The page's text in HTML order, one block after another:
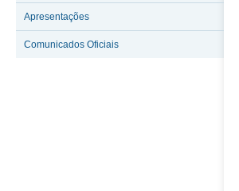
Apresentações
Comunicados Oficiais